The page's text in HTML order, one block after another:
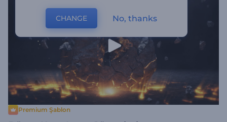
Premium Şablon
CHANGE No, thanks